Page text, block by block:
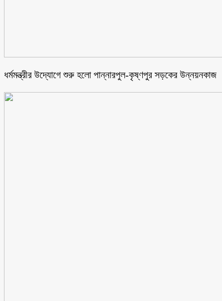
ধর্মমন্ত্রীর উদ্যোগে শুরু হলো পান্নারপুল-কৃষ্ণপুর সড়কের উন্নয়নকাজ